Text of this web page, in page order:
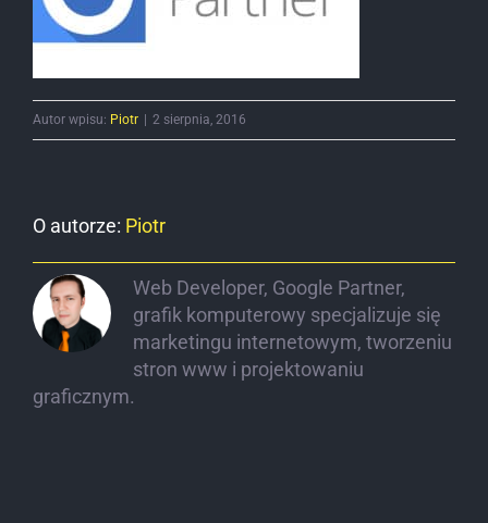
Autor wpisu: Piotr 2 sierpnia, 2016
O autorze: Piotr
Web Developer, Google Partner,
grafik komputerowy specjalizuje się
marketingu internetowym, tworzeniu
stron www i projektowaniu
graficznym.